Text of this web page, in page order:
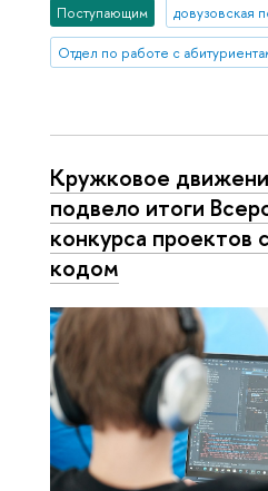
Поступающим довузовская
Отдел по работе с
Кружковое
подвело итоги
конкурса проектов
кодом